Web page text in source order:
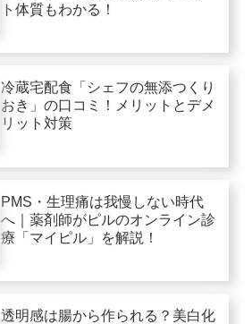
ト体質もわかる！
冷蔵宅配食「シェフの無添つくり
おき」の口コミ！メリットとデメ
リット対策
PMS・生理痛は我慢しない時代
へ｜薬剤師がピルのオンライン診
療「マイピル」を解説！
透明感は腸から作られる？美白化